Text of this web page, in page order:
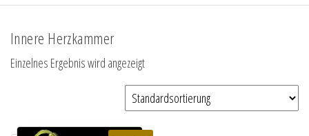
Innere Herzkammer
Einzelnes Ergebnis wird angezeigt